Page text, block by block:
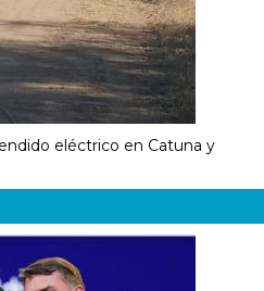
eléctrico en Catuna y